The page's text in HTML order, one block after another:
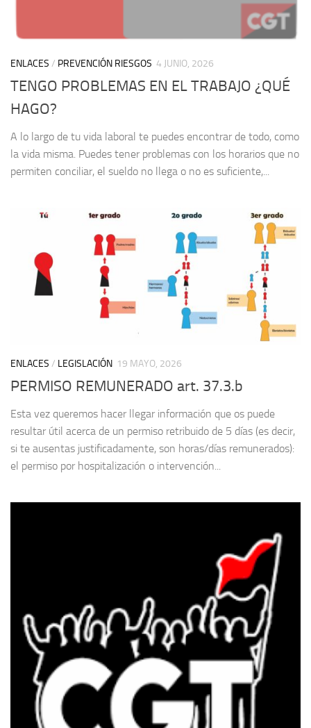
ENLACES / PREVENCIÓN RIESGOS 4 JUNIO, 2026
TENGO PROBLEMAS EN EL TRABAJO ¿QUÉ
HAGO?
A lo largo de tu vida laboral te puedes encontrar de todo, como
la vida misma. Puedes tener problemas con los horarios que no
permiten conciliar, el sueldo no llega o no es suficiente,...
ENLACES / LEGISLACIÓN 19 MAYO, 2026
PERMISO REMUNERADO art. 37.3.b
Esta vez queremos hacer llegar información que os puede
resultar útil acerca de un permiso retribuido de 5 días (es decir,
si te ausentas justificadamente, son horas/días remunerados):
el permiso por hospitalización o intervención...